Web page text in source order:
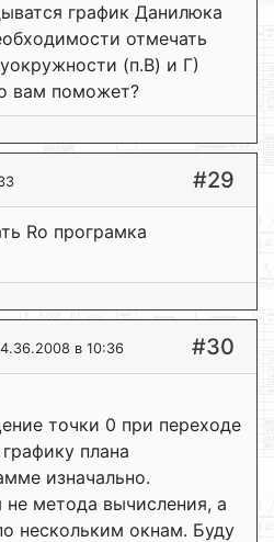
график Данилюка
отмечать
(п.В) и Г)
вам поможет?
#29
Ro програмка
в 10:36 #30
точки 0 при переходе
плана
изначально.
не метода вычисления, а
нескольким окнам. Буду